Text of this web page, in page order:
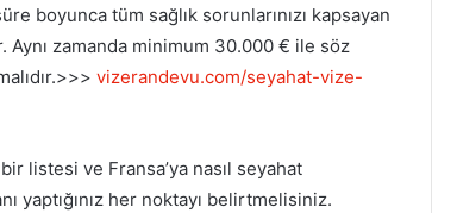
boyunca tüm sağlık sorunlarınızı kapsayan
Aynı zamanda minimum 30.000 € ile söz
vizerandevu.com/seyahat-vize-
listesi ve Fransa’ya nasıl seyahat
yaptığınız her noktayı belirtmelisiniz.